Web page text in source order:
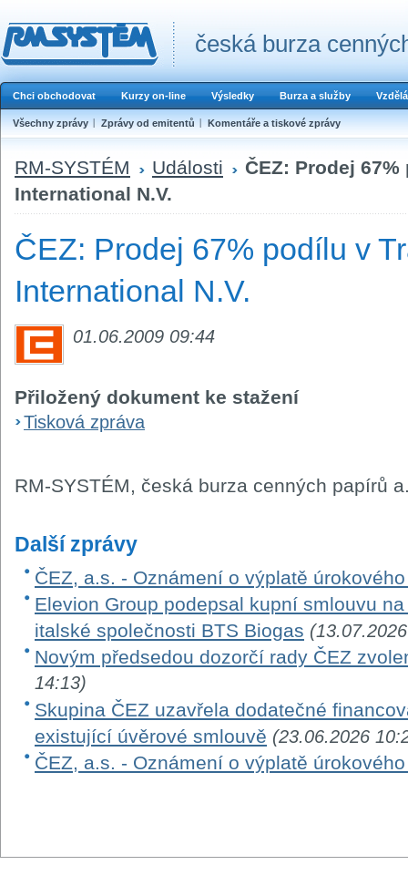
česká burza
Chci obchodovat Kurzy on-line Výsledky Burza a služby
Všechny zprávy Zprávy od emitentů Komentáře a tiskové zprávy
RM-SYSTÉM Události
ČEZ: Prodej
International N.V.
ČEZ: Prodej 67% podílu v
International N.V.
01.06.2009 09:44
Přiložený dokument ke stažení
Tisková zpráva
RM-SYSTÉM, česká burza cenných papírů
Další zprávy
ČEZ, a.s. - Oznámení o výplatě
Elevion Group podepsal kupní smlouvu
italské společnosti BTS Biogas
Novým předsedou dozorčí rady ČEZ
14:13)
Skupina ČEZ uzavřela dodatečné
existující úvěrové smlouvě (23.06.2026
ČEZ, a.s. - Oznámení o výplatě